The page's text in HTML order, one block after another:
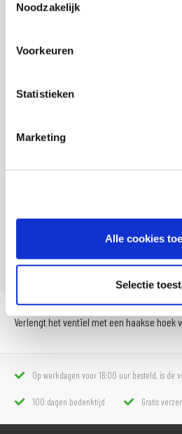
Noodzakelijk
Voorkeuren
Statistieken
Marketing
Alle cookies
Selectie
Aanvullende
Gewicht
Titel
Leveranciersnummer
022504
Offline Sales
Nee
Verlengt het ventiel met een haakse hoek
Op werkdagen voor 16:00 uur besteld, is de
100 dagen bedenktijd Gratis